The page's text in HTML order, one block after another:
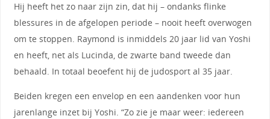
Hij heeft het zo naar zijn zin, dat hij – ondanks flinke
blessures in de afgelopen periode – nooit heeft overwogen
om te stoppen. Raymond is inmiddels 20 jaar lid van Yoshi
en heeft, net als Lucinda, de zwarte band tweede dan
behaald. In totaal beoefent hij de judosport al 35 jaar.
Beiden kregen een envelop en een aandenken voor hun
jarenlange inzet bij Yoshi. “Zo zie je maar weer: iedereen